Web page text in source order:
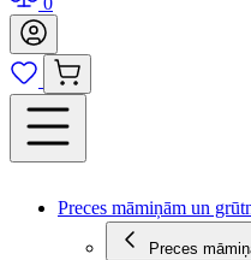
Preces māmiņām un
Preces